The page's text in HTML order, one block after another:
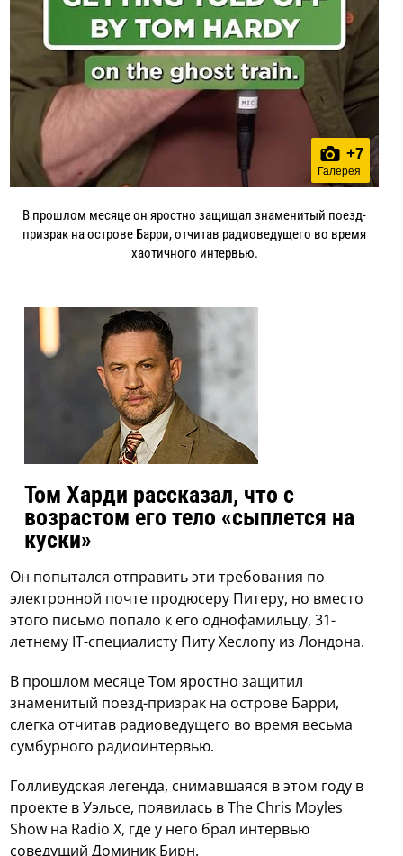
+7
Галерея
В прошлом месяце он яростно защищал знаменитый поезд-
призрак на острове Барри, отчитав радиоведущего во время
хаотичного интервью.
Том Харди рассказал, что с
возрастом его тело «сыплется на
куски»
Он попытался отправить эти требования по
электронной почте продюсеру Питеру, но вместо
этого письмо попало к его однофамильцу, 31-
летнему IT-специалисту Питу Хеслопу из Лондона.
В прошлом месяце Том яростно защитил
знаменитый поезд-призрак на острове Барри,
слегка отчитав радиоведущего во время весьма
сумбурного радиоинтервью.
Голливудская легенда, снимавшаяся в этом году в
проекте в Уэльсе, появилась в The Chris Moyles
Show на Radio X, где у него брал интервью
соведущий Доминик Бирн.